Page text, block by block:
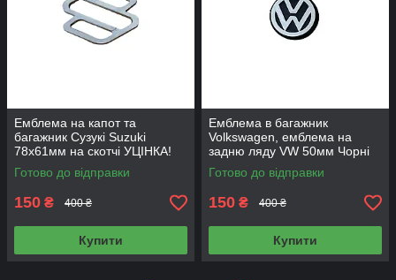
Емблема на капот та
багажник Сузукі Suzuki
78х61мм на скотчі УЦІНКА!
Готово до відправки
150 ₴ 400 ₴
Купити
Емблема в багажник
Volkswagen, емблема на
задню ляду VW 50мм Чорні
УЦІНКА!
Готово до відправки
150 ₴ 400 ₴
Купити